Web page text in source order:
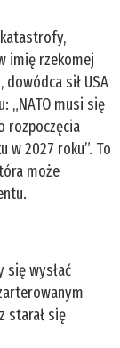
imię rzekomej
dowódca sił USA
„NATO musi się
rozpoczęcia
w 2027 roku”. To
może
się wysłać
starał się